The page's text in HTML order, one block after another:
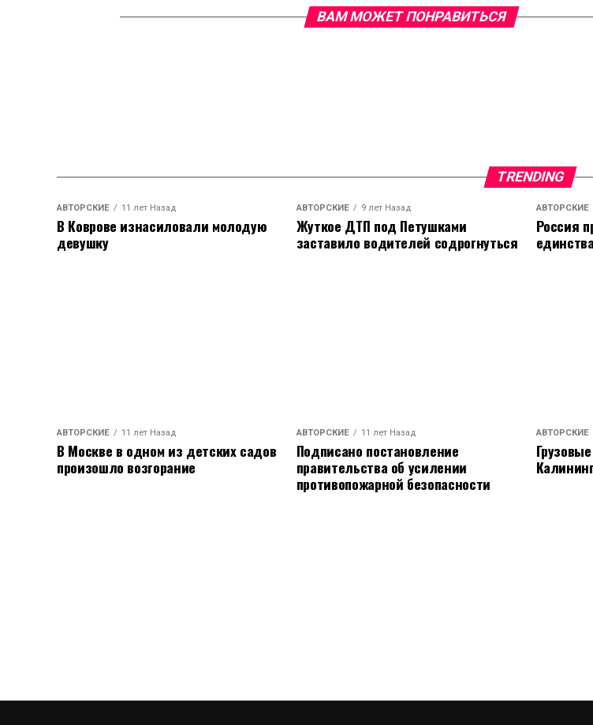
ВАМ МОЖЕТ ПОНРАВИТЬСЯ
TRENDING
АВТОРСКИЕ 11 лет Назад
В Коврове изнасиловали молодую
девушку
АВТОРСКИЕ 9 лет Назад
Жуткое ДТП под Петушками
заставило водителей содрогнуться
АВТОРСКИЕ
Россия
единства
АВТОРСКИЕ 11 лет Назад
В Москве в одном из детских садов
произошло возгорание
АВТОРСКИЕ 11 лет Назад
Подписано постановление
правительства об усилении
противопожарной безопасности
АВТОРСКИЕ